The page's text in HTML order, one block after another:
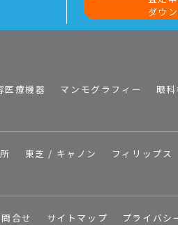
ダウ
医療機器 マンモグラフィー
眼
東芝 / キャノン フィリップス
合せ サイトマップ プライバシ